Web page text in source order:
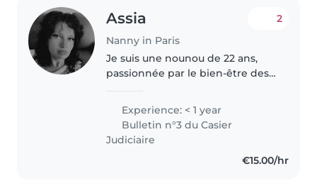
Assia
Nanny in Paris
2
Je suis une nounou de 22 ans,
passionnée par le bien-être des
enfants , j'ai suivi une formation
en petite enfance et je suis prête
à prendre soin de vos..
Experience: < 1 year
Bulletin n°3 du Casier
Judiciaire
€15.00/hr